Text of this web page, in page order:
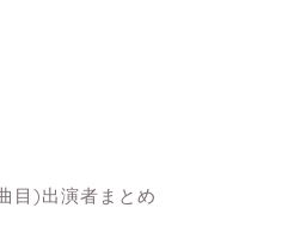
目)出演者まとめ